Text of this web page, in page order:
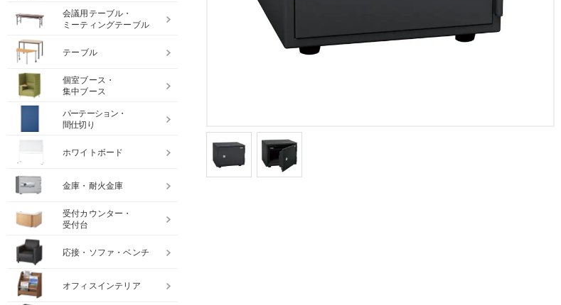
会議用テーブル・
ミーティングテーブル
テーブル
個室ブース・
集中ブース
パーテーション・
間仕切り
ホワイトボード
金庫・耐火金庫
受付カウンター・
受付台
応接・ソファ・ベンチ
オフィスインテリア